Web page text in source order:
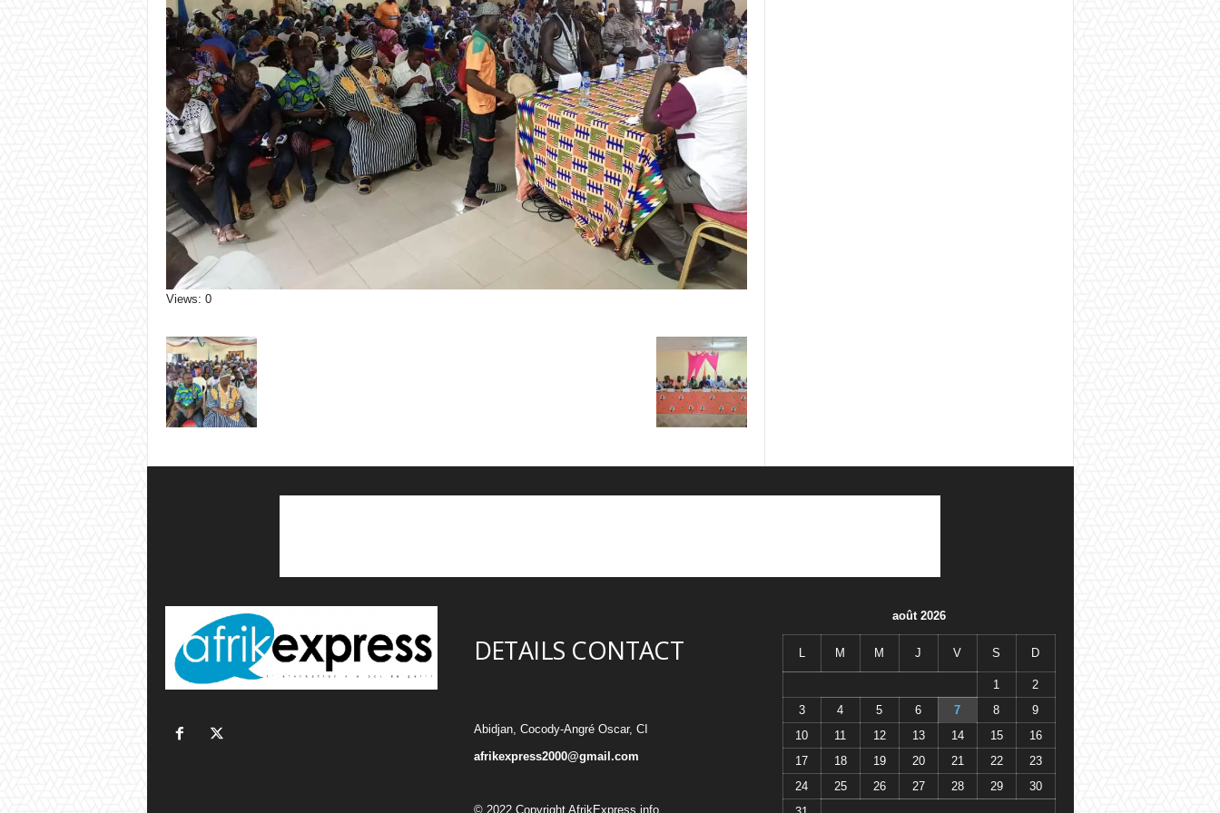
Views: 0
DETAILS CONTACT
Abidjan, Cocody-Angré Oscar, CI
afrikexpress2000@gmail.com
© 2022 Copyright AfrikExpress.info
août 2026
L M M J V S D
1
2
3
4 5 6 7 8
9
10
11 12 13 14 15
16
17
18 19 20 21 22
23
24
25 26 27 28 29
30